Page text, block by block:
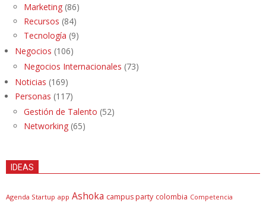
Marketing (86)
Recursos (84)
Tecnología (9)
Negocios (106)
Negocios Internacionales (73)
Noticias (169)
Personas (117)
Gestión de Talento (52)
Networking (65)
IDEAS
Agenda Startup app Ashoka campus party colombia Competencia